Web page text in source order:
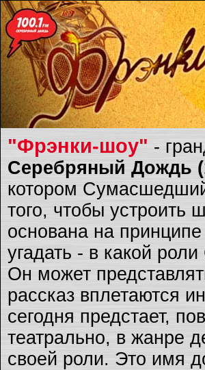
"Фрэнки-шоу" -
Серебряный Дождь
котором
того, чтобы устроить
основана на
угадать - в какой
Он может
рассказ вплетаются
сегодня предстает,
театрально, в жанре
своей роли. Это имя